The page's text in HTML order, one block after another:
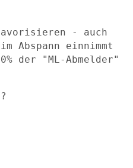
- auch
Abspann einnimmt
der "ML-Abmelder"